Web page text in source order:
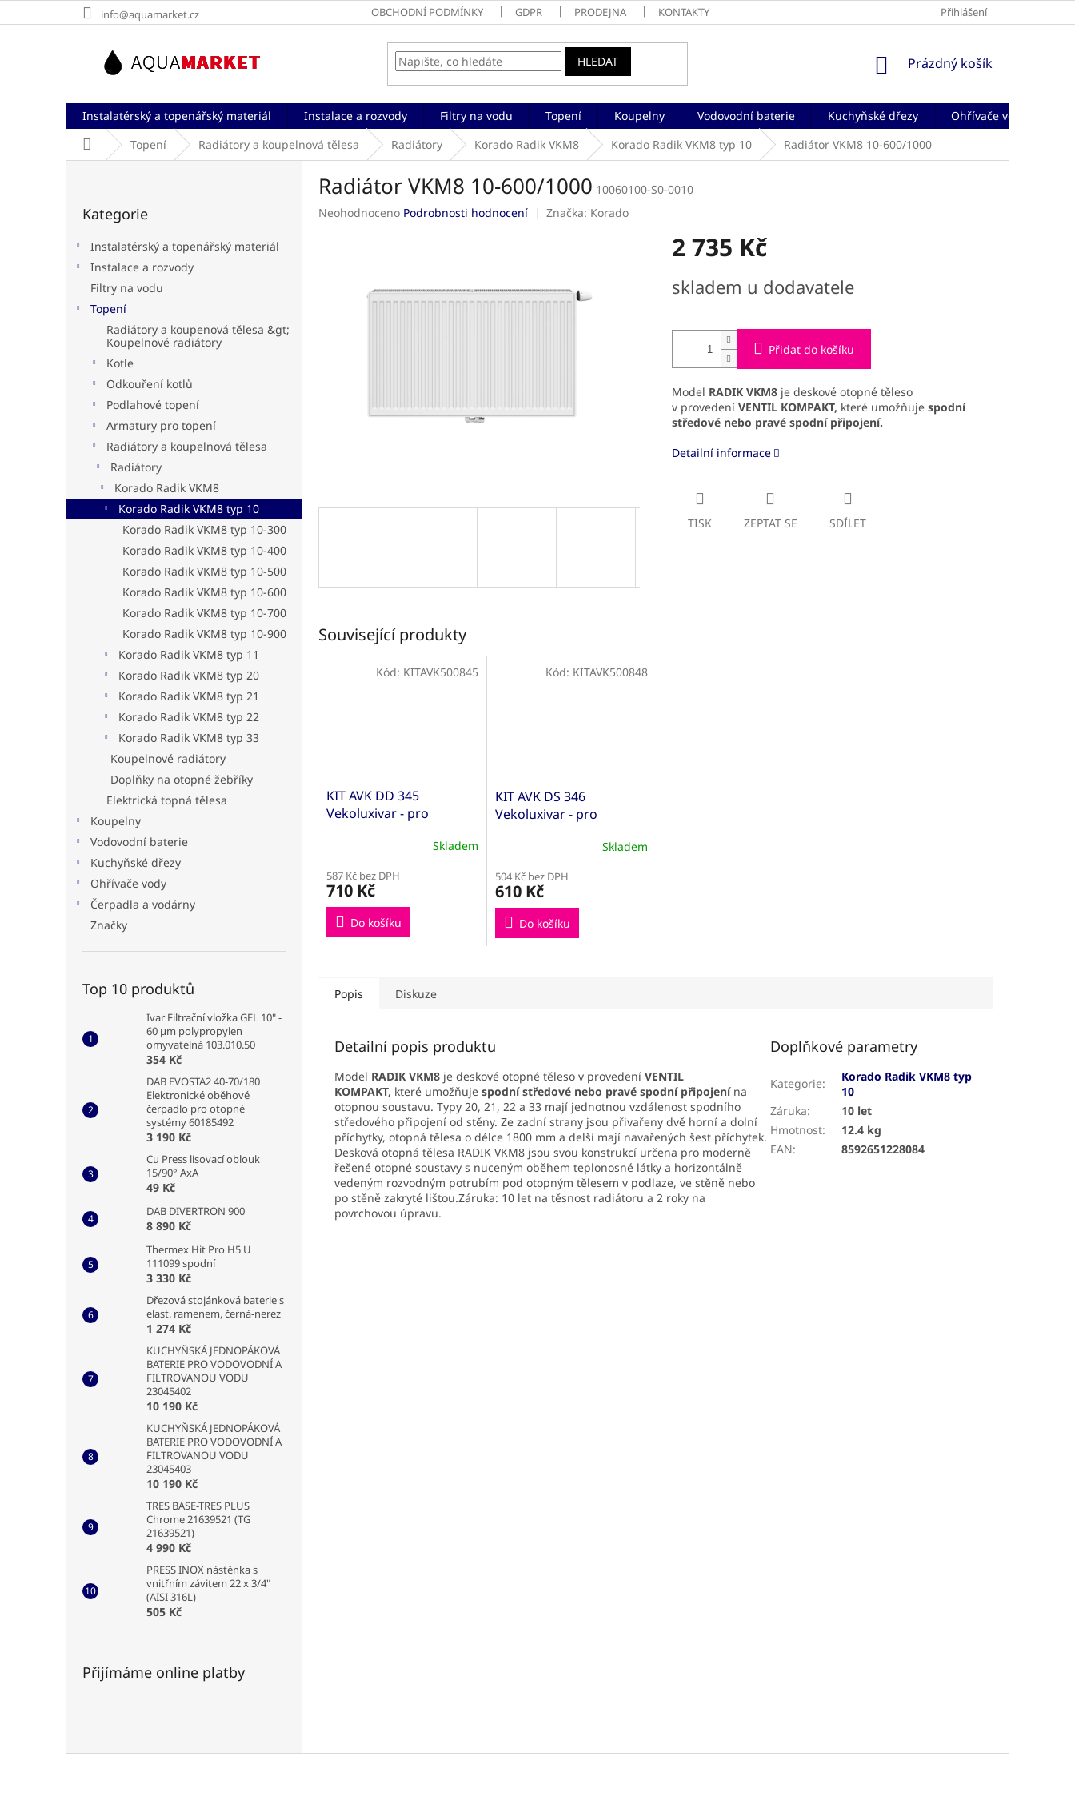
na
info@aquamarket.cz OBCHODNÍ PODMÍNKY GDPR PRODEJNA KONTAKTY Přihlášení
HLEDAT
NÁKUPNÍ
Prázdný košík
Instalatérský a topenářský materiál Instalace a rozvody Filtry na vodu Topení Koupelny Vodovodní baterie Kuchyňské dřezy Ohřívače vody
Domů Topení Radiátory a koupelnová tělesa Radiátory Korado Radik VKM8 Korado Radik VKM8 typ 10 Radiátor VKM8 10-600/1000
kategorie
Kategorie
Instalatérský a topenářský materiál
Instalace a rozvody
Filtry na vodu
Topení
Radiátory a koupenová tělesa &gt;
Koupelnové radiátory
Kotle
Odkouření kotlů
Podlahové topení
Armatury pro topení
Radiátory a koupelnová tělesa
Radiátory
Korado Radik VKM8
Korado Radik VKM8 typ 10
Korado Radik VKM8 typ 10-300
Korado Radik VKM8 typ 10-400
Korado Radik VKM8 typ 10-500
Korado Radik VKM8 typ 10-600
Korado Radik VKM8 typ 10-700
Korado Radik VKM8 typ 10-900
Korado Radik VKM8 typ 11
Korado Radik VKM8 typ 20
Korado Radik VKM8 typ 21
Korado Radik VKM8 typ 22
Korado Radik VKM8 typ 33
Koupelnové radiátory
Doplňky na otopné žebříky
Elektrická topná tělesa
Koupelny
Vodovodní baterie
Kuchyňské dřezy
Ohřívače vody
Čerpadla a vodárny
Značky
Top 10 produktů
Ivar Filtrační vložka GEL 10" -
60 µm polypropylen
omyvatelná 103.010.50
354 Kč
DAB EVOSTA2 40-70/180
Elektronické oběhové
čerpadlo pro otopné
systémy 60185492
3 190 Kč
Cu Press lisovací oblouk
15/90° AxA
49 Kč
DAB DIVERTRON 900
8 890 Kč
Thermex Hit Pro H5 U
111099 spodní
3 330 Kč
Dřezová stojánková baterie s
elast. ramenem, černá-nerez
1 274 Kč
KUCHYŇSKÁ JEDNOPÁKOVÁ
BATERIE PRO VODOVODNÍ A
FILTROVANOU VODU
23045402
10 190 Kč
KUCHYŇSKÁ JEDNOPÁKOVÁ
BATERIE PRO VODOVODNÍ A
FILTROVANOU VODU
23045403
10 190 Kč
TRES BASE-TRES PLUS
Chrome 21639521 (TG
21639521)
4 990 Kč
PRESS INOX nástěnka s
vnitřním závitem 22 x 3/4"
(AISI 316L)
505 Kč
Přijímáme online platby
Radiátor VKM8 10-600/1000 10060100-S0-0010
Průměrné
Neohodnoceno Podrobnosti hodnocení Značka: Korado
2 735 Kč
cena:
skladem u dodavatele
Přidat do košíku
Model RADIK VKM8je deskové otopné těleso
v provedení VENTIL KOMPAKT, které umožňuje spodní
středové nebo pravé spodní připojení.
Detailní informace
TISK ZEPTAT SE SDÍLET
Související produkty
KIT AVK DD 345
Vekoluxivar - pro
1/2"xEK; 15x1; příméSkladem
587 Kč bez DPH
710 Kč
Do košíku
Kód: KITAVK500845
KIT AVK DS 346
Vekoluxivar - pro
1/2"xEK; 15x1; rohovéSkladem
504 Kč bez DPH
610 Kč
Do košíku
Kód: KITAVK500848
Popis Diskuze
Detailní popis produktu
Model RADIK VKM8 je deskové otopné těleso v provedení VENTIL
KOMPAKT, které umožňuje spodní středové nebo pravé spodní připojenína
otopnou soustavu. Typy 20, 21, 22 a 33 mají jednotnou vzdálenost spodního
středového připojení od stěny. Ze zadní strany jsou přivařeny dvě horní a dolní
příchytky, otopná tělesa o délce 1800 mm a delší mají navařených šest příchytek.
Desková otopná tělesa RADIK VKM8 jsou svou konstrukcí určena pro moderně
řešené otopné soustavy s nuceným oběhem teplonosné látky a horizontálně
vedeným rozvodným potrubím pod otopným tělesem v podlaze, ve stěně nebo
po stěně zakryté lištou.Záruka: 10 let na těsnost radiátoru a 2 roky na
povrchovou úpravu.
Doplňkové parametry
Kategorie:
Korado Radik VKM8 typ
10
Záruka:
10 let
Hmotnost:
12.4 kg
EAN: 8592651228084